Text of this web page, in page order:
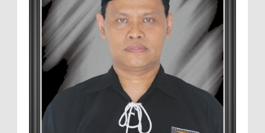
Duta GenRe Blora 2026 Siap Untuk
Menjadi Agen Perubahan
BLORA — Rizky Akbar Putra Basyari dari
PIK-R Gemilang SMA Negeri 1 Blora dan
Salsabila Hidayatul Kamilah dari PIK-R Tunas Cahaya
Kecamatan B...
Menko Zulhas Wajibkan Program Makan
Bergizi Gratis Menyerap Bahan Pangan